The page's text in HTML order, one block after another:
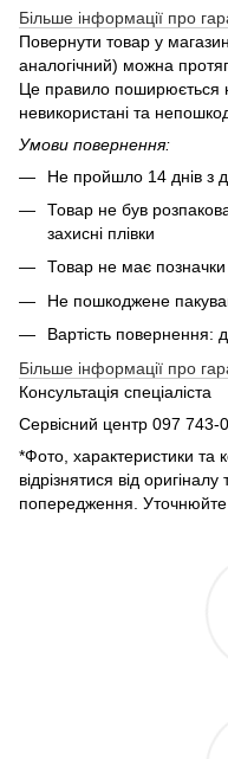
Більше інформації про
Повернути товар у
аналогічний) можна
Це правило поширюється
невикористані та
Умови повернення:
Не пройшло 14 днів з
Товар не був
захисні плівки
Товар не має позначки
Не пошкоджене
Вартість повернення:
Більше інформації про
Консультація спеціаліста
Сервісний центр 097 743-
*Фото, характеристики та
відрізнятися від
попередження. Уточнюйте